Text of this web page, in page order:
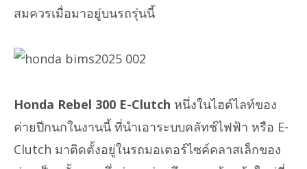
สมควรเมื่อมาอยู่บนรถรุ่นนี้
Honda Rebel 300 E-Clutch หนึ่งในไฮต์ไลท์ของ
ค่ายปีกนกในงานนี้ ที่นำเอาระบบคลัทช์ไฟฟ้า หรือ E-
Clutch มาติดตั้งอยู่ในรถมอเตอร์ไซค์คลาสเล็กของ